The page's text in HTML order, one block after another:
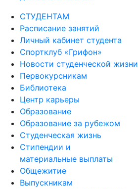
СТУДЕНТАМ
Расписание занятий
Личный кабинет студента
Спортклуб «Грифон»
Новости студенческой жизни
Первокурсникам
Библиотека
Центр карьеры
Образование
Образование за рубежом
Студенческая жизнь
Стипендии и
материальные выплаты
Общежитие
Выпускникам